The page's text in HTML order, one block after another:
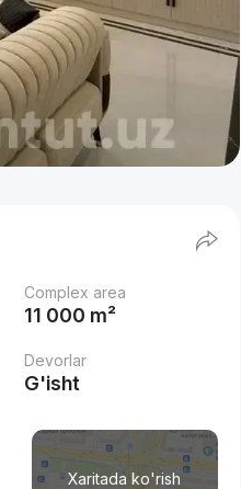
Complex area
11 000 m²
Devorlar
G'isht
Xaritada ko'rish